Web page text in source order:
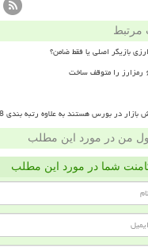
مرتبط
بازیگر اصلی یا فقط ضامن؟
بورس هستند به علاوه رتبه بندی 48 صنعت بورسی
من در مورد این مطلب
شما در مورد این مطلب